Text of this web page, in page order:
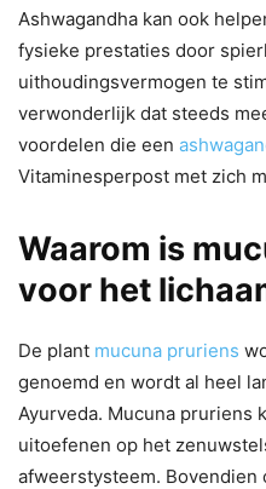
Ashwagandha kan ook
fysieke prestaties door
uithoudingsvermogen te
verwonderlijk dat steeds
voordelen die een
Vitaminesperpost met zich
Waarom is
voor het
De plant mucuna pruriens
genoemd en wordt al heel
Ayurveda. Mucuna pruriens
uitoefenen op het
afweerstysteem.